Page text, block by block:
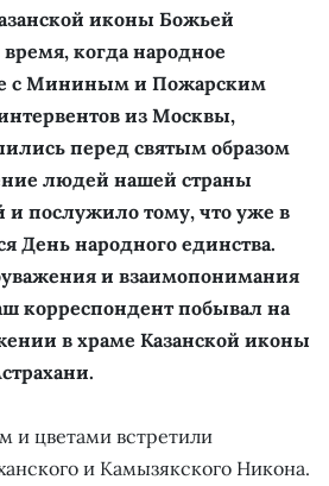
иконы Божьей
когда народное
с Мининым и Пожарским
из Москвы,
перед святым образом
людей нашей страны
и послужило тому, что уже в
День народного единства.
и взаимопонимания
корреспондент побывал на
в храме Казанской иконы
и цветами встретили
и Камызякского Никона.